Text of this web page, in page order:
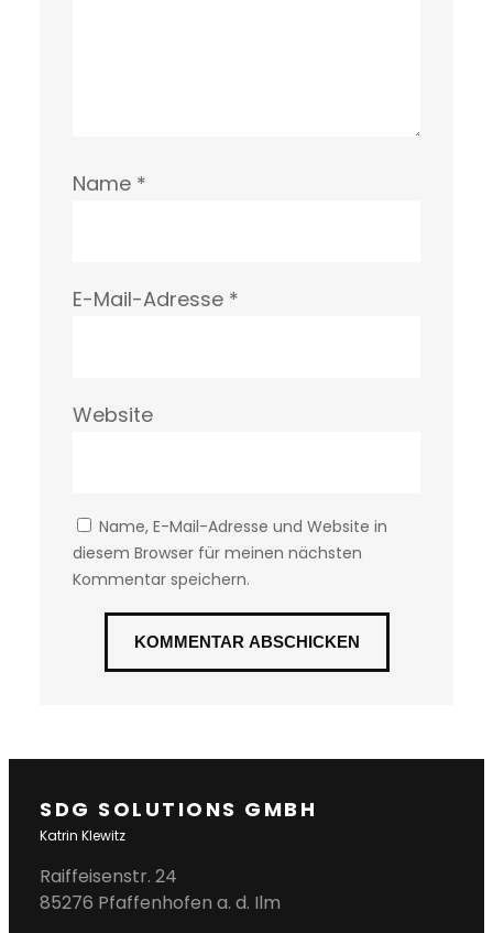
Name *
E-Mail-Adresse *
Website
Name, E-Mail-Adresse und Website in
diesem Browser für meinen nächsten
Kommentar speichern.
SDG SOLUTIONS GMBH
Katrin Klewitz
Raiffeisenstr. 24
85276 Pfaffenhofen a. d. Ilm